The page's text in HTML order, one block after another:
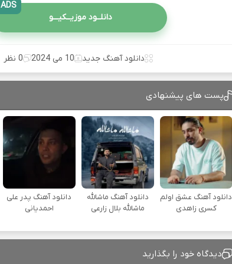
دانلــود موزیــکیـــو
ADS
دانلود آهنگ جدید 10 می 2024 0 نظر
پست های پیشنهادی
دانلود آهنگ عشق اولم
کسری زاهدی
دانلود آهنگ ماشالله
ماشالله بلال زارعی
دانلود آهنگ پدر علی
احمدیانی
دیدگاه خود را بگذارید